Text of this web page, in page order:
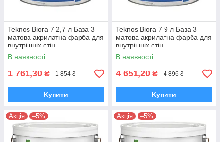
Teknos Biora 7 2,7 л База 3
матова акрилатна фарба для
внутрішніх стін
В наявності
1 761,30 ₴ 1 854 ₴
Купити
Teknos Biora 7 9 л База 3
матова акрилатна фарба для
внутрішніх стін
В наявності
4 651,20 ₴ 4 896 ₴
Купити
Акція –5% Акція –5%